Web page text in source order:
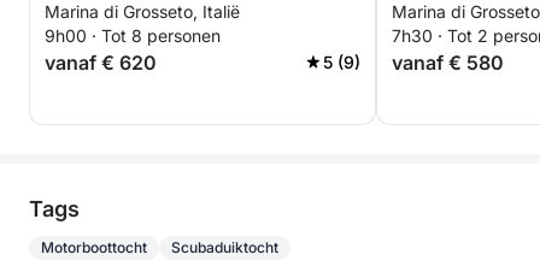
de Toscaanse archipel.
Marina di Grosseto, Italië
9h00 · Tot 8 personen
vanaf € 620 5 (9)
Formiche. Vier
Marina di
7h30 · Tot 2
vanaf € 580
Tags
Motorboottocht Scubaduiktocht